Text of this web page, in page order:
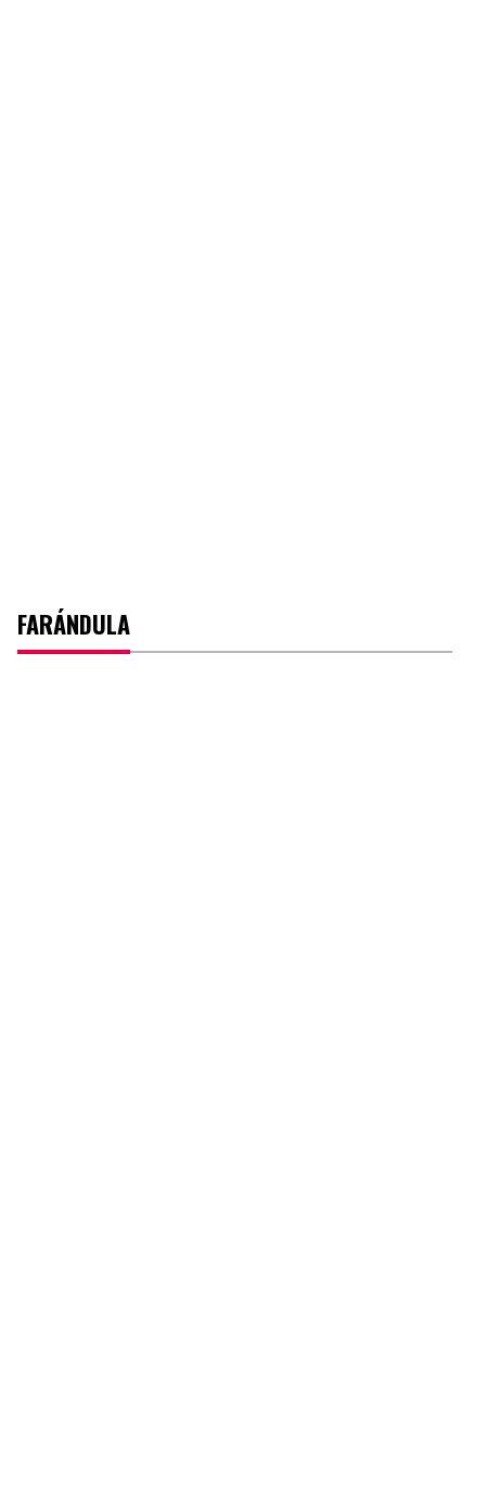
FARÁNDULA